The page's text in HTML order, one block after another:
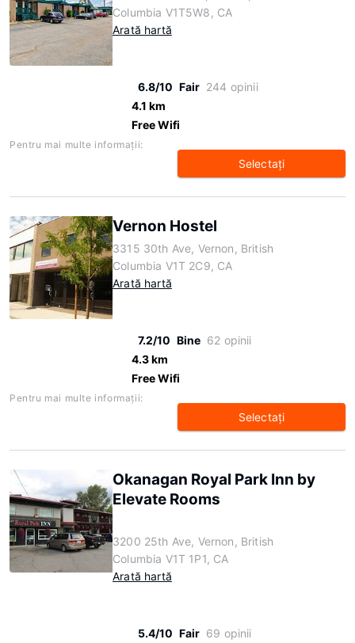
Columbia V1T5W8, CA
Arată hartă
6.8/10 Fair 244 opinii
4.1 km
Free Wifi
Pentru mai multe informaţii:
Selectaţi
Vernon Hostel
3315 30th Ave, Vernon, British
Columbia V1T 2C9, CA
Arată hartă
7.2/10 Bine 62 opinii
4.3 km
Free Wifi
Pentru mai multe informaţii:
Selectaţi
Okanagan Royal Park Inn by
Elevate Rooms
3200 25th Ave, Vernon, British
Columbia V1T 1P1, CA
Arată hartă
5.4/10 Fair 69 opinii